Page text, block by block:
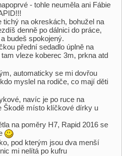
- tohle neuměla ani Fábie
na okreskách, bohužel na
denně po dálnici do práce,
budeš spokojený.
přední sedadlo úplně na
vleze koberec 3m, prkna atd
automaticky se mi dovřou
myslel na rodiče, co mají děti
navíc je po ruce na
Škodě místo klíčkové dírky u
na poměry H7, Rapid 2016 se
pod kterým jsou dva menší
mi nelítá po kufru